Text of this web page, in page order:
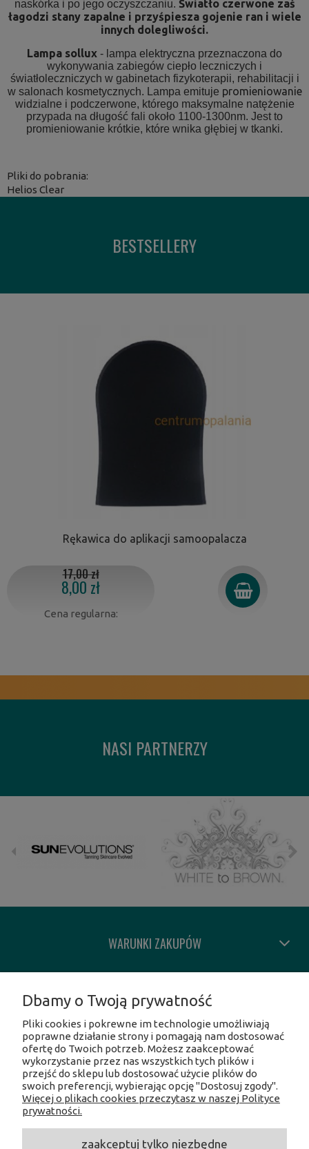
naskórka i po jego oczyszczaniu. Światło czerwone zaś
łagodzi stany zapalne i przyśpiesza gojenie ran i wiele
innych dolegliwości.
Lampa sollux - lampa elektryczna przeznaczona do
wykonywania zabiegów ciepło leczniczych i
światłoleczniczych w gabinetach fizykoterapii, rehabilitacji i
w salonach kosmetycznych. Lampa emituje promieniowanie
widzialne i podczerwone, którego maksymalne natężenie
przypada na długość fali około 1100-1300nm. Jest to
promieniowanie krótkie, które wnika głębiej w tkanki.
Pliki do pobrania:
Helios Clear
BESTSELLERY
Rękawica do aplikacji samoopalacza
8,00 zł
Cena regularna:
17,00 zł
NASI PARTNERZY
WARUNKI ZAKUPÓW
INFORMACJE O SKLEPIE
SOCIAL MEDIA
Facebook
Dbamy o Twoją prywatność
Pliki cookies i pokrewne im technologie umożliwiają
poprawne działanie strony i pomagają nam dostosować
ofertę do Twoich potrzeb. Możesz zaakceptować
wykorzystanie przez nas wszystkich tych plików i
przejść do sklepu lub dostosować użycie plików do
swoich preferencji, wybierając opcję "Dostosuj zgody".
Więcej o plikach cookies przeczytasz w naszej Polityce
prywatności.
zaakceptuj tylko niezbędne